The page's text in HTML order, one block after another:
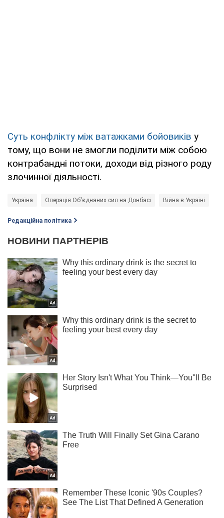
Суть конфлікту між ватажками бойовиків у
тому, що вони не змогли поділити між собою
контрабандні потоки, доходи від різного роду
злочинної діяльності.
Україна Операція Об'єднаних сил на Донбасі Війна в Україні
Редакційна політика